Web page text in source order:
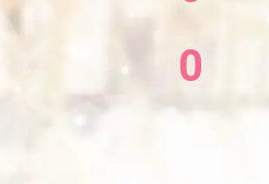
0